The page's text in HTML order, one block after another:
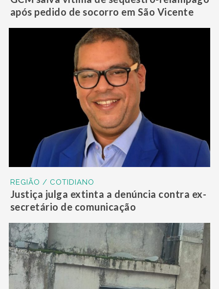
após pedido de socorro em São Vicente
REGIÃO / COTIDIANO
Justiça julga extinta a denúncia contra ex-
secretário de comunicação